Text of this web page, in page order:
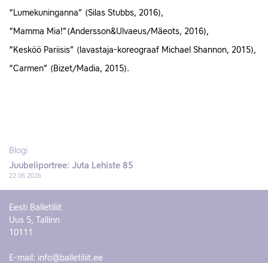
“Lumekuninganna” (Silas Stubbs, 2016),
“Mamma Mia!”(Andersson&Ulvaeus/Mäeots, 2016),
“Kesköö Pariisis” (lavastaja-koreograaf Michael Shannon, 2015),
“Carmen” (Bizet/Madia, 2015).
Blogi
Juubeliportree: Juta Lehiste 85
22.06.2026
Eesti Balletiliit
Uus 5, Tallinn
10111
E-mail: info@balletiliit.ee